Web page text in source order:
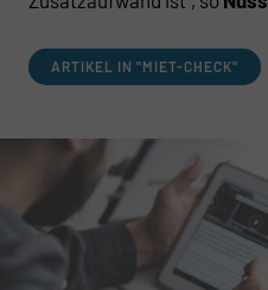
ARTIKEL IN "MIET-CHECK"